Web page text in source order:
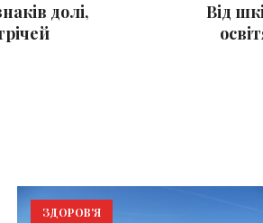
долі,
Від
ЗДОРОВ'Я